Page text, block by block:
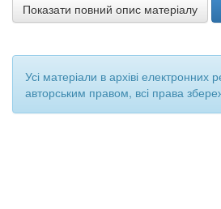
Показати повний опис матеріалу
Усі матеріали в архіві електронних
авторським правом, всі права